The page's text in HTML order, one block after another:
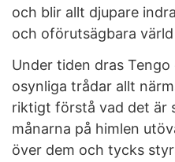
och blir allt djupare
och oförutsägbara värld
Under tiden dras
osynliga trådar allt
riktigt förstå vad det är
månarna på himlen
över dem och tycks